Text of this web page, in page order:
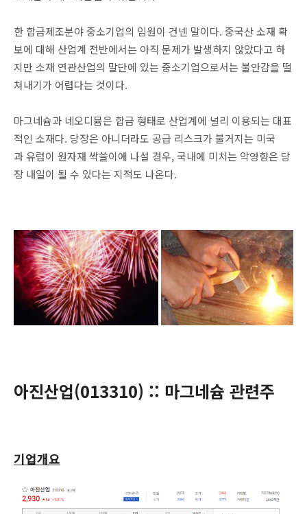
한 합금제조분야 중소기업의 임원이 건넨 말이다. 중국산 소재 확
보에 대해 산업계 전반에서는 아직 문제가 발생하지 않았다고 하
지만 소재 연관산업의 말단에 있는 중소기업으로서는 불안감을 떨
쳐내기가 어렵다는 것이다.
마그네슘과 네오디뮴은 합금 형태로 산업계에 널리 이용되는 대표
적인 소재다. 당장은 아니더라도 공급 리스크가 불거지는 미국
과 유럽이 원자재 싹쓸이에 나설 경우, 국내에 미치는 악영향은 당
장 내일이 될 수 있다는 지적도 나온다.
아진산업(013310) :: 마그네슘 관련주
기업개요